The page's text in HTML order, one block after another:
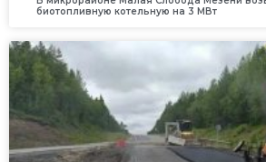
биотопливную котельную на 3 МВт